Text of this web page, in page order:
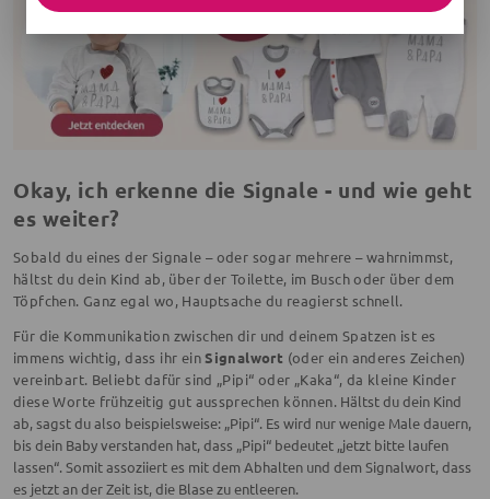
Okay, ich erkenne die Signale - und wie geht
es weiter?
Sobald du eines der Signale – oder sogar mehrere – wahrnimmst,
hältst du dein Kind ab, über der Toilette, im Busch oder über dem
Töpfchen. Ganz egal wo, Hauptsache du reagierst schnell.
Für die Kommunikation zwischen dir und deinem Spatzen ist es
immens wichtig, dass ihr einSignalwort (oder ein anderes Zeichen)
vereinbart. Beliebt dafür sind „Pipi“ oder „Kaka“, da kleine Kinder
diese Worte frühzeitig gut aussprechen können. Hältst du dein Kind
ab, sagst du also beispielsweise: „Pipi“. Es wird nur wenige Male dauern,
bis dein Baby verstanden hat, dass „Pipi“ bedeutet „jetzt bitte laufen
lassen“. Somit assoziiert es mit dem Abhalten und dem Signalwort, dass
es jetzt an der Zeit ist, die Blase zu entleeren.